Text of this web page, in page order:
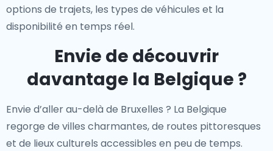
options de trajets, les types de véhicules et la
disponibilité en temps réel.
Envie de découvrir
davantage la Belgique ?
Envie d’aller au-delà de Bruxelles ? La Belgique
regorge de villes charmantes, de routes pittoresques
et de lieux culturels accessibles en peu de temps.